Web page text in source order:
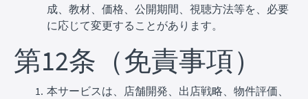
成、教材、価格、公開期間、視聴方法等を、必要
に応じて変更することがあります。
第12条（免責事項）
本サービスは、店舗開発、出店戦略、物件評価、